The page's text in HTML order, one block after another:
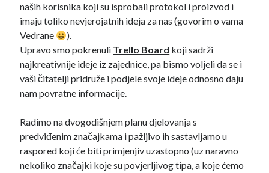
naših korisnika koji su isprobali protokol i proizvod i
imaju toliko nevjerojatnih ideja za nas (govorim o vama
Vedrane
).
Upravo smo pokrenuli Trello Board koji sadrži
najkreativnije ideje iz zajednice, pa bismo voljeli da se i
vaši čitatelji pridruže i podjele svoje ideje odnosno daju
nam povratne informacije.
Radimo na dvogodišnjem planu djelovanja s
predviđenim značajkama i pažljivo ih sastavljamo u
raspored koji će biti primjenjiv uzastopno (uz naravno
nekoliko značajki koje su povjerljivog tipa, a koje ćemo